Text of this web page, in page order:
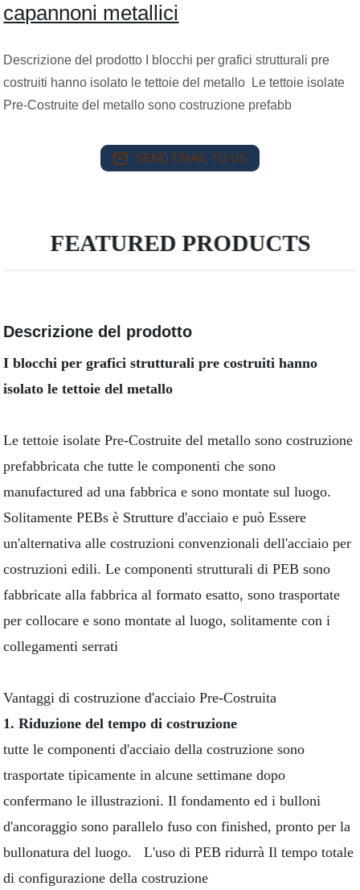
capannoni metallici
Descrizione del prodotto I blocchi per grafici strutturali pre
costruiti hanno isolato le tettoie del metallo Le tettoie isolate
Pre-Costruite del metallo sono costruzione prefabb
SEND EMAIL TO US
FEATURED PRODUCTS
Descrizione del prodotto
I blocchi per grafici strutturali pre costruiti hanno
isolato le tettoie del metallo
Le tettoie isolate Pre-Costruite del metallo sono costruzione
prefabbricata che tutte le componenti che sono
manufactured ad una fabbrica e sono montate sul luogo.
Solitamente PEBs è Strutture d'acciaio e può Essere
un'alternativa alle costruzioni convenzionali dell'acciaio per
costruzioni edili. Le componenti strutturali di PEB sono
fabbricate alla fabbrica al formato esatto, sono trasportate
per collocare e sono montate al luogo, solitamente con i
collegamenti serrati
Vantaggi di costruzione d'acciaio Pre-Costruita
1. Riduzione del tempo di costruzione
tutte le componenti d'acciaio della costruzione sono
trasportate tipicamente in alcune settimane dopo
confermano le illustrazioni. Il fondamento ed i bulloni
d'ancoraggio sono parallelo fuso con finished, pronto per la
bullonatura del luogo. L'uso di PEB ridurrà Il tempo totale
di configurazione della costruzione